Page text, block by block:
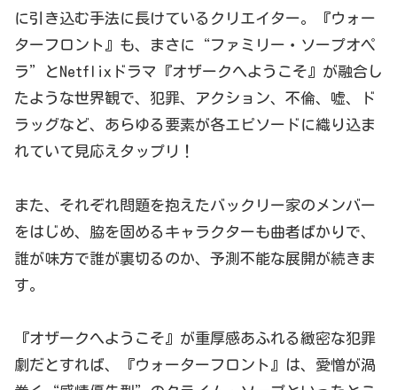
に引き込む手法に長けているクリエイター。『ウォー
ターフロント』も、まさに“ファミリー・ソープオペ
ラ”とNetflixドラマ『オザークへようこそ』が融合し
たような世界観で、犯罪、アクション、不倫、嘘、ド
ラッグなど、あらゆる要素が各エピソードに織り込ま
れていて見応えタップリ！
また、それぞれ問題を抱えたバックリー家のメンバー
をはじめ、脇を固めるキャラクターも曲者ばかりで、
誰が味方で誰が裏切るのか、予測不能な展開が続きま
す。
『オザークへようこそ』が重厚感あふれる緻密な犯罪
劇だとすれば、『ウォーターフロント』は、愛憎が渦